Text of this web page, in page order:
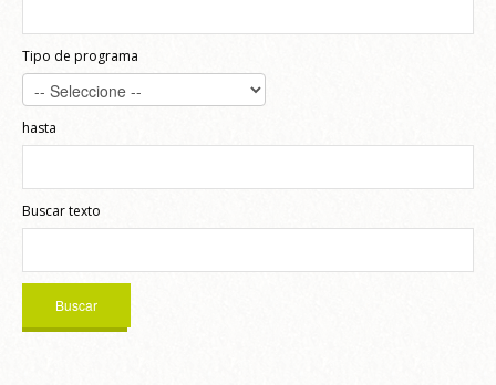
Tipo de programa
hasta
Buscar texto